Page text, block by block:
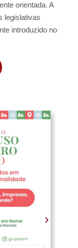
orientada. A
legislativas
introduzido no